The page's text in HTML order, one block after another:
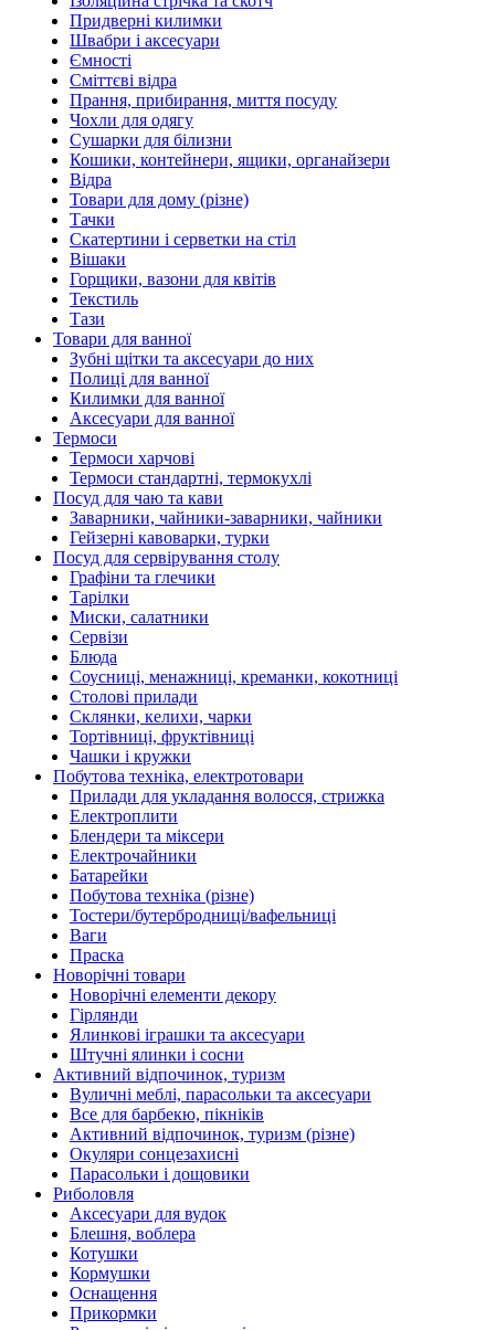
Придверні килимки
Швабри і аксесуари
Ємності
Сміттєві відра
Прання, прибирання, миття посуду
Чохли для одягу
Сушарки для білизни
Кошики, контейнери, ящики, органайзери
Відра
Товари для дому (різне)
Тачки
Скатертини і серветки на стіл
Вішаки
Горщики, вазони для квітів
Текстиль
Тази
Товари для ванної
Зубні щітки та аксесуари до них
Полиці для ванної
Килимки для ванної
Аксесуари для ванної
Термоси
Термоси харчові
Термоси стандартні, термокухлі
Посуд для чаю та кави
Заварники, чайники-заварники, чайники
Гейзерні кавоварки, турки
Посуд для сервірування столу
Графіни та глечики
Тарілки
Миски, салатники
Сервізи
Блюда
Соусниці, менажниці, креманки, кокотниці
Столові прилади
Склянки, келихи, чарки
Тортівниці, фруктівниці
Чашки і кружки
Побутова техніка, електротовари
Прилади для укладання волосся, стрижка
Електроплити
Блендери та міксери
Електрочайники
Батарейки
Побутова техніка (різне)
Тостери/бутербродниці/вафельниці
Ваги
Праска
Новорічні товари
Новорічні елементи декору
Гірлянди
Ялинкові іграшки та аксесуари
Штучні ялинки і сосни
Активний відпочинок, туризм
Вуличні меблі, парасольки та аксесуари
Все для барбекю, пікніків
Активний відпочинок, туризм (різне)
Окуляри сонцезахисні
Парасольки і дощовики
Риболовля
Аксесуари для вудок
Блешня, воблера
Котушки
Кормушки
Оснащення
Прикормки